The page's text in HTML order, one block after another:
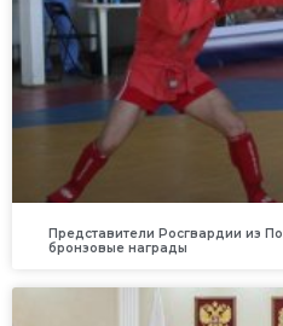
Представители Росгвардии из
бронзовые награды